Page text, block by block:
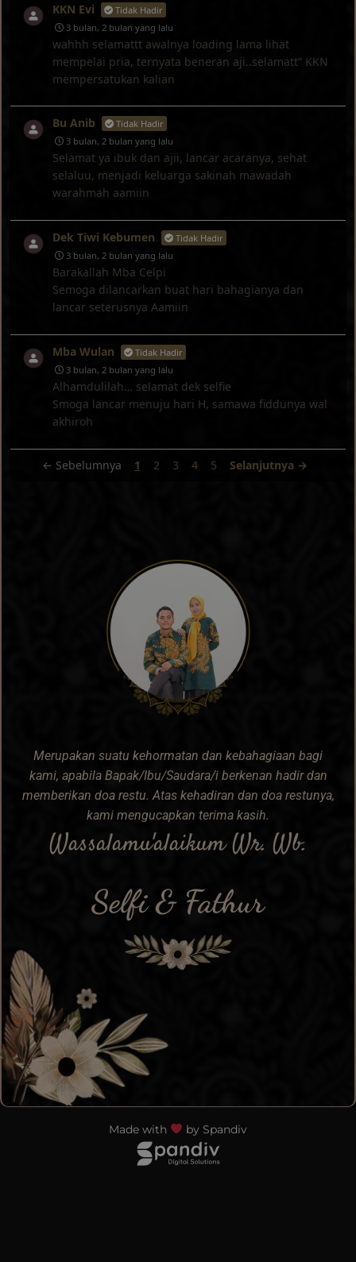
KKN Evi
Tidak Hadir
3 bulan, 2 bulan yang lalu
wahhh selamattt awalnya loading lama lihat
mempelai pria, ternyata beneran aji..selamatt” KKN
mempersatukan kalian
Bu Anib
Tidak Hadir
3 bulan, 2 bulan yang lalu
Selamat ya ibuk dan ajii, lancar acaranya, sehat
selaluu, menjadi keluarga sakinah mawadah
warahmah aamiin
Dek Tiwi Kebumen
Tidak Hadir
3 bulan, 2 bulan yang lalu
Barakallah Mba Celpi
Semoga dilancarkan buat hari bahagianya dan
lancar seterusnya Aamiin
Mba Wulan
Tidak Hadir
3 bulan, 2 bulan yang lalu
Alhamdulilah… selamat dek selfie
Smoga lancar menuju hari H, samawa fiddunya wal
akhiroh
← Sebelumnya 1 2 3 4 5 Selanjutnya →
Merupakan suatu kehormatan dan kebahagiaan bagi
kami, apabila Bapak/Ibu/Saudara/i berkenan hadir dan
memberikan doa restu. Atas kehadiran dan doa restunya,
kami mengucapkan terima kasih.
Wassalamu'alaikum Wr. Wb.
Selfi & Fathur
Made with by Spandiv